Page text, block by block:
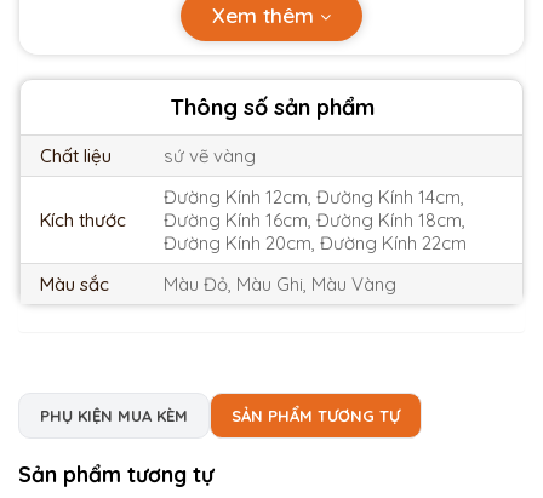
Thông số sản phẩm
Chất liệu sứ vẽ vàng
Kích thước
Đường Kính 12cm, Đường Kính 14cm,
Đường Kính 16cm, Đường Kính 18cm,
Đường Kính 20cm, Đường Kính 22cm
Màu sắc
Màu Đỏ, Màu Ghi, Màu Vàng
Xem thêm
PHỤ KIỆN MUA KÈM SẢN PHẨM TƯƠNG TỰ
Sản phẩm tương tự